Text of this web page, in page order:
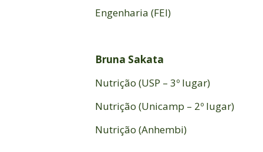
Engenharia (FEI)
Bruna Sakata
Nutrição (USP – 3º lugar)
Nutrição (Unicamp – 2º lugar)
Nutrição (Anhembi)